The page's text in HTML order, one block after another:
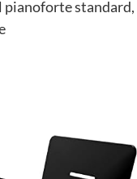
pianoforte standard,